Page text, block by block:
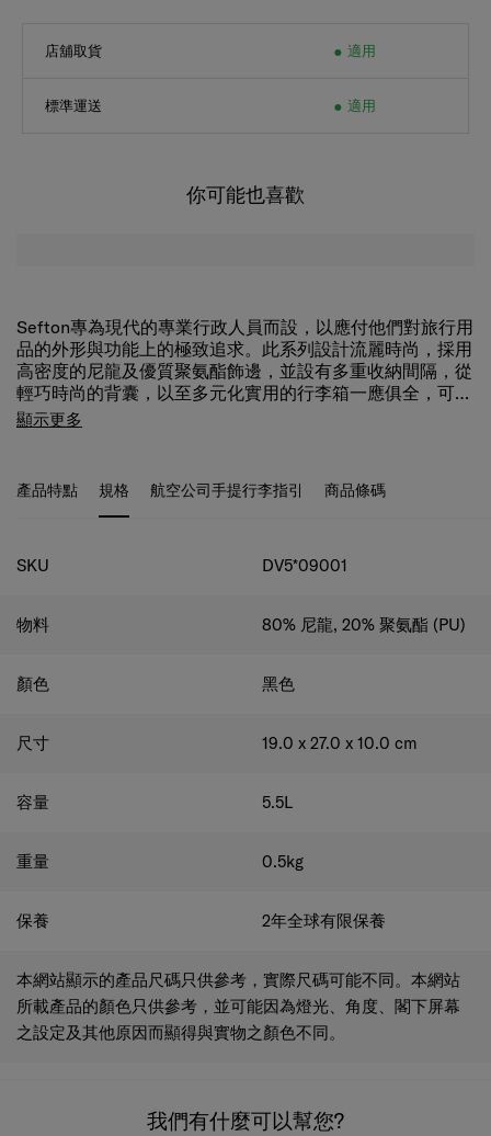
店舖取貨 適用
標準運送 適用
你可能也喜歡
Sefton專為現代的專業行政人員而設，以應付他們對旅行用
品的外形與功能上的極致追求。此系列設計流麗時尚，採用
高密度的尼龍及優質聚氨酯飾邊，並設有多重收納間隔，從
輕巧時尚的背囊，以至多元化實用的行李箱一應俱全，可滿
足日常商務公幹的不同需要，是都市專業人士的理想出行之
簡約時尚的Sefton斜揹袋適合日常使用，袋內間隔井然有
顯示更多
產品特點 規格 航空公司手提行李指引 商品條碼
規格
SKU DV5*09001
物料 80% 尼龍, 20% 聚氨酯 (PU)
顏色 黑色
尺寸 19.0 x 27.0 x 10.0 cm
容量 5.5L
重量 0.5kg
保養 2年全球有限保養
本網站顯示的產品尺碼只供參考，實際尺碼可能不同。本網站
所載產品的顏色只供參考，並可能因為燈光、角度、閣下屏幕
之設定及其他原因而顯得與實物之顏色不同。
我們有什麼可以幫您?